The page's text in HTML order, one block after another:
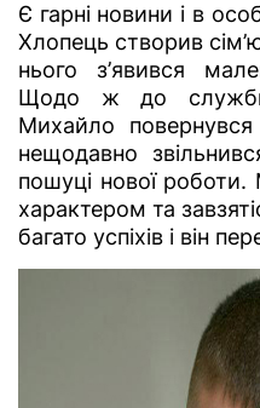
Є гарні новини і в
Хлопець створив
нього з’явився
Щодо ж до
Михайло
нещодавно
пошуці нової
характером та
багато успіхів і він